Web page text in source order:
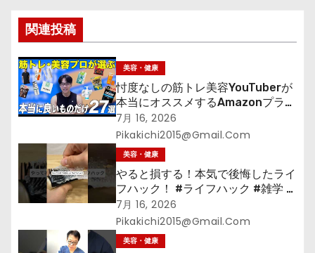
ョ
ン
関連投稿
美容・健康
忖度なしの筋トレ美容YouTuberが
本当にオススメするAmazonプライ
ムデーセールで買うべきもの
7月 16, 2026
Pikakichi2015@gmail.com
美容・健康
やると損する！本気で後悔したライ
フハック！ #ライフハック #雑学 #
裏技 #shorts #海外
7月 16, 2026
Pikakichi2015@gmail.com
美容・健康